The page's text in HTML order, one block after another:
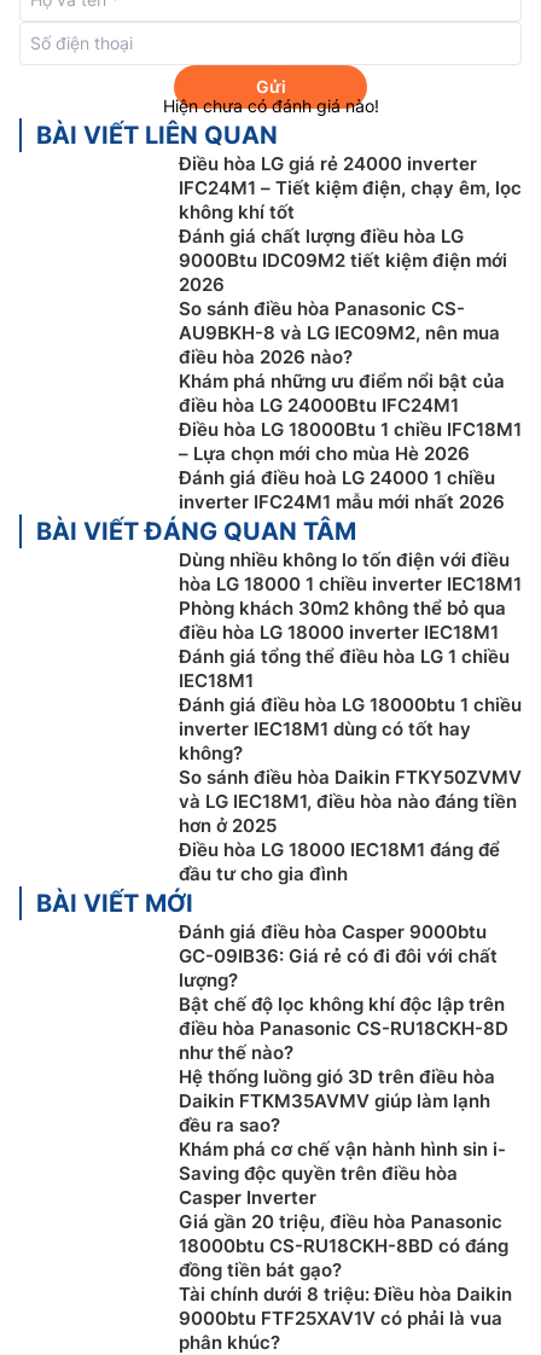
Kiểm soát năng lượng với kW Manager
Người dùng có thể dễ dàng quản lý mức sử dụng điện
nhờ khả năng kiểm soát điện năng chủ động và có kế
hoạch. Kiểm soát hoàn toàn quá trình làm mát ngôi
nhà của bạn và đặt ra giới hạn tiêu thụ điện năng cho
Bên cạnh đó, bạn cũng có thể quyết định thời gian sử
dụng và giới hạn mức tiêu thụ điện năng dễ dàng với
ứng dụng ThinQ . Nếu vượt quá giới hạn sử dụng hàng
ngày, ứng dụng sẽ tự động tính toán lại mức điện năng
có thể tiêu thụ trong những ngày còn lại để đảm bảo
giới hạn bạn đã cài đặt.
Duy trì vệ sinh bên trong điều hòa
Dễ dàng làm sạch bên trong dàn lạnh máyđiều hòa
IEC18M1 với chế độ đóng băng làm sạch.
Sử dụng nước băng tan để rửa sạch bụi và mùi ô
nhiễm, giảm bớt vi khuẩn có hại, mang đến không khí
trong lành hơn cho ngôi nhà.
Gửi
Hiện chưa có đánh giá nào!
BÀI VIẾT LIÊN QUAN
Điều hòa LG giá rẻ 24000 inverter
IFC24M1 – Tiết kiệm điện, chạy êm, lọc
không khí tốt
Đánh giá chất lượng điều hòa LG
9000Btu IDC09M2 tiết kiệm điện mới
2026
So sánh điều hòa Panasonic CS-
AU9BKH-8 và LG IEC09M2, nên mua
điều hòa 2026 nào?
Khám phá những ưu điểm nổi bật của
điều hòa LG 24000Btu IFC24M1
Điều hòa LG 18000Btu 1 chiều IFC18M1
– Lựa chọn mới cho mùa Hè 2026
Đánh giá điều hoà LG 24000 1 chiều
inverter IFC24M1 mẫu mới nhất 2026
BÀI VIẾT ĐÁNG QUAN TÂM
Dùng nhiều không lo tốn điện với điều
hòa LG 18000 1 chiều inverter IEC18M1
Phòng khách 30m2 không thể bỏ qua
điều hòa LG 18000 inverter IEC18M1
Đánh giá tổng thể điều hòa LG 1 chiều
IEC18M1
Đánh giá điều hòa LG 18000btu 1 chiều
inverter IEC18M1 dùng có tốt hay
không?
So sánh điều hòa Daikin FTKY50ZVMV
và LG IEC18M1, điều hòa nào đáng tiền
hơn ở 2025
Điều hòa LG 18000 IEC18M1 đáng để
đầu tư cho gia đình
BÀI VIẾT MỚI
Đánh giá điều hòa Casper 9000btu
GC-09IB36: Giá rẻ có đi đôi với chất
lượng?
Bật chế độ lọc không khí độc lập trên
điều hòa Panasonic CS-RU18CKH-8D
như thế nào?
Hệ thống luồng gió 3D trên điều hòa
Daikin FTKM35AVMV giúp làm lạnh
đều ra sao?
Khám phá cơ chế vận hành hình sin i-
Saving độc quyền trên điều hòa
Casper Inverter
Giá gần 20 triệu, điều hòa Panasonic
18000btu CS-RU18CKH-8BD có đáng
đồng tiền bát gạo?
Tài chính dưới 8 triệu: Điều hòa Daikin
9000btu FTF25XAV1V có phải là vua
phân khúc?